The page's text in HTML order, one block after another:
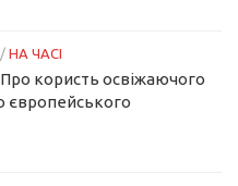
/ НА ЧАСІ
користь освіжаючого
європейського